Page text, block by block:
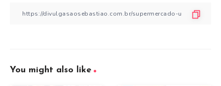
You might also like